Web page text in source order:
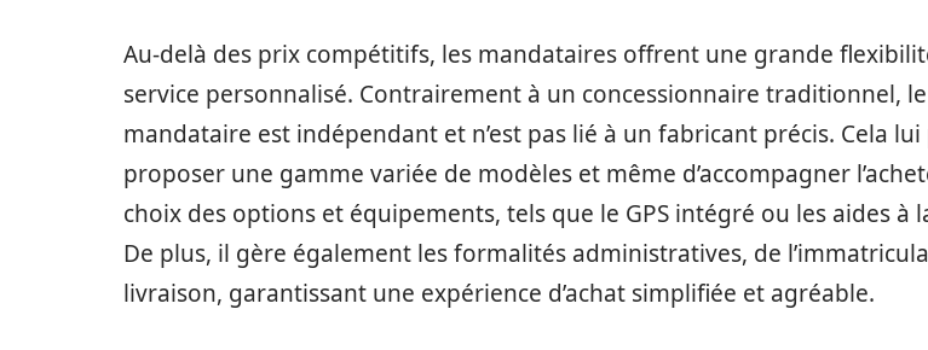
Au-delà des prix compétitifs, les mandataires offrent une grande
service personnalisé. Contrairement à un concessionnaire traditionnel, le
mandataire est indépendant et n’est pas lié à un fabricant précis. Cela
proposer une gamme variée de modèles et même d’accompagner
choix des options et équipements, tels que le GPS intégré ou les aides à
De plus, il gère également les formalités administratives, de
livraison, garantissant une expérience d’achat simplifiée et agréable.